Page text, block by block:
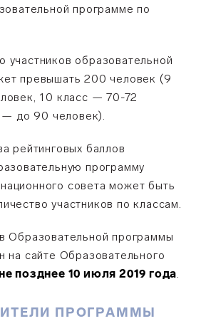
программе по
образовательной
превышать 200 человек (9
10 класс — 70-72
— до 90 человек).
рейтинговых баллов
программу
совета может быть
участников по классам.
Образовательной программы
на сайте Образовательного
позднее 10 июля 2019 года.
ПРОГРАММЫ